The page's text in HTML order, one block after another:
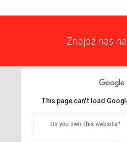
Znajdź nas
This page can't load
Do you own this website?